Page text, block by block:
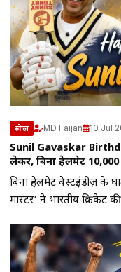
खेल MD Faijan 10 Jul
Sunil Gavaskar
लेकर, बिना हेलमेट
बिना हेलमेट वेस्टइंडीज़ के
मास्टर’ ने भारतीय क्रिकेट